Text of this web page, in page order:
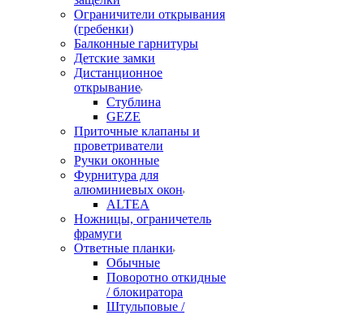
Ограничители открывания
(гребенки)
Балконные гарнитуры
Детские замки
Дистанционное
открывание
Стублина
GEZE
Приточные клапаны и
проветриватели
Ручки оконные
Фурнитура для
алюминиевых окон
ALTEA
Ножницы, ограничетель
фрамуги
Ответные планки
Обычные
Поворотно откидные
/ блокиратора
Штульповые /